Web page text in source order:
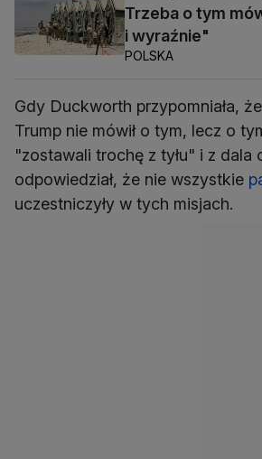
Trzeba o tym
i wyraźnie"
POLSKA
Gdy Duckworth przypomniała,
Trump nie mówił o tym, lecz o
"zostawali trochę z tyłu" i z dala
odpowiedział, że nie wszystkie
uczestniczyły w tych misjach.